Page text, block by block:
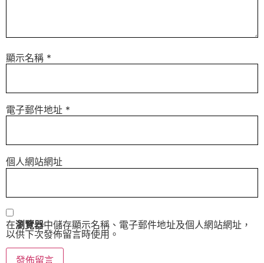
顯示名稱 *
電子郵件地址 *
個人網站網址
在瀏覽器中儲存顯示名稱、電子郵件地址及個人網站網址，
以供下次發佈留言時使用。